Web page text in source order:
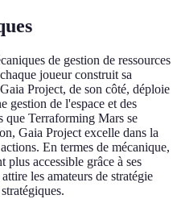
de gestion de ressources
joueur construit sa
Project, de son côté, déploie
gestion de l'espace et des
que Terraforming Mars se
Gaia Project excelle dans la
En termes de mécanique,
plus accessible grâce à ses
attire les amateurs de stratégie